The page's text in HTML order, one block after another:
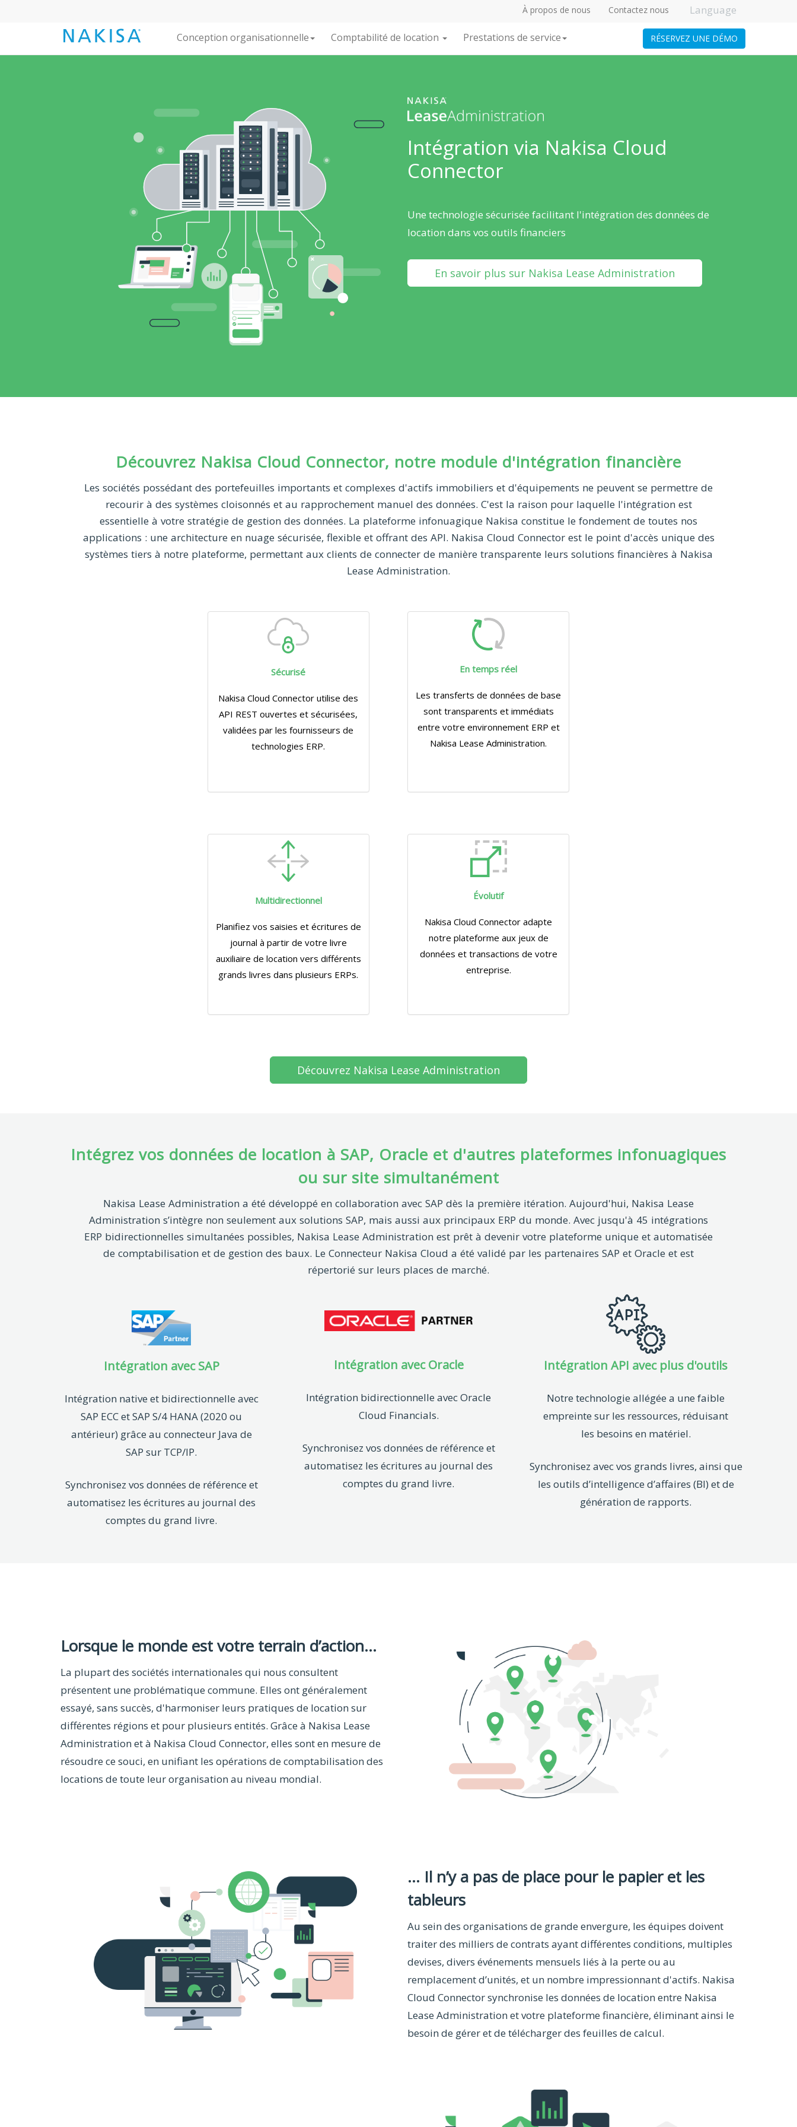
Language
À propos de nous Contactez nous
Conception organisationnelle Comptabilité de location Prestations de service RÉSERVEZ UNE DÉMO
Intégration via Nakisa Cloud
Connector
Une technologie sécurisée facilitant l'intégration des données de
location dans vos outils financiers
En savoir plus sur Nakisa Lease Administration
Découvrez Nakisa Cloud Connector, notre module d'intégration financière
Les sociétés possédant des portefeuilles importants et complexes d'actifs immobiliers et d'équipements ne peuvent se permettre de
recourir à des systèmes cloisonnés et au rapprochement manuel des données. C'est la raison pour laquelle l'intégration est
essentielle à votre stratégie de gestion des données. La plateforme infonuagique Nakisa constitue le fondement de toutes nos
applications : une architecture en nuage sécurisée, flexible et offrant des API. Nakisa Cloud Connector est le point d'accès unique des
systèmes tiers à notre plateforme, permettant aux clients de connecter de manière transparente leurs solutions financières à Nakisa
Lease Administration.
Sécurisé
Nakisa Cloud Connector utilise des
API REST ouvertes et sécurisées,
validées par les fournisseurs de
technologies ERP.
En temps réel
Les transferts de données de base
sont transparents et immédiats
entre votre environnement ERP et
Nakisa Lease Administration.
Multidirectionnel
Planifiez vos saisies et écritures de
journal à partir de votre livre
auxiliaire de location vers différents
grands livres dans plusieurs ERPs.
Évolutif
Nakisa Cloud Connector adapte
notre plateforme aux jeux de
données et transactions de votre
entreprise.
Découvrez Nakisa Lease Administration
Intégrez vos données de location à SAP, Oracle et d'autres plateformes infonuagiques
ou sur site simultanément
Nakisa Lease Administration a été développé en collaboration avec SAP dès la première itération. Aujourd'hui, Nakisa Lease
Administration s’intègre non seulement aux solutions SAP, mais aussi aux principaux ERP du monde. Avec jusqu'à 45 intégrations
ERP bidirectionnelles simultanées possibles, Nakisa Lease Administration est prêt à devenir votre plateforme unique et automatisée
de comptabilisation et de gestion des baux. Le Connecteur Nakisa Cloud a été validé par les partenaires SAP et Oracle et est
répertorié sur leurs places de marché.
Intégration avec SAP
Intégration native et bidirectionnelle avec
SAP ECC et SAP S/4 HANA (2020 ou
antérieur) grâce au connecteur Java de
SAP sur TCP/IP.
Synchronisez vos données de référence et
automatisez les écritures au journal des
comptes du grand livre.
Intégration avec Oracle
Intégration bidirectionnelle avec Oracle
Cloud Financials.
Synchronisez vos données de référence et
automatisez les écritures au journal des
comptes du grand livre.
Intégration API avec plus d'outils
Notre technologie allégée a une faible
empreinte sur les ressources, réduisant
les besoins en matériel.
Synchronisez avec vos grands livres, ainsi que
les outils d’intelligence d’affaires (BI) et de
génération de rapports.
Lorsque le monde est votre terrain d’action...
La plupart des sociétés internationales qui nous consultent
présentent une problématique commune. Elles ont généralement
essayé, sans succès, d'harmoniser leurs pratiques de location sur
différentes régions et pour plusieurs entités. Grâce à Nakisa Lease
Administration et à Nakisa Cloud Connector, elles sont en mesure de
résoudre ce souci, en unifiant les opérations de comptabilisation des
locations de toute leur organisation au niveau mondial.
... Il n’y a pas de place pour le papier et les
tableurs
Au sein des organisations de grande envergure, les équipes doivent
traiter des milliers de contrats ayant différentes conditions, multiples
devises, divers événements mensuels liés à la perte ou au
remplacement d’unités, et un nombre impressionnant d'actifs. Nakisa
Cloud Connector synchronise les données de location entre Nakisa
Lease Administration et votre plateforme financière, éliminant ainsi le
besoin de gérer et de télécharger des feuilles de calcul.